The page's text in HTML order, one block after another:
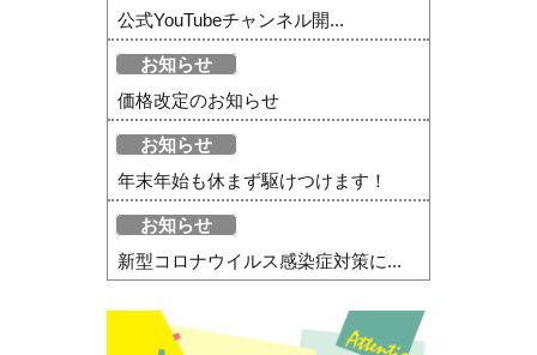
公式YouTubeチャンネル開...
お知らせ
価格改定のお知らせ
お知らせ
年末年始も休まず駆けつけます！
お知らせ
新型コロナウイルス感染症対策に...